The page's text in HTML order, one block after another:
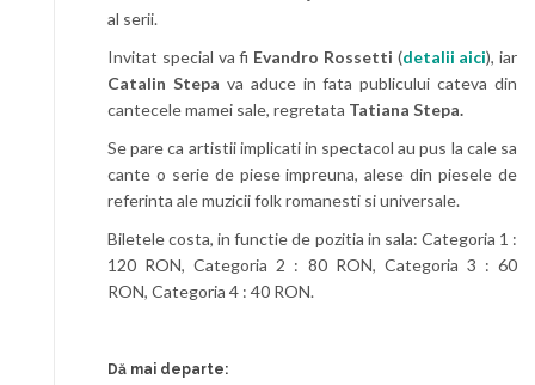
al serii.
Invitat special va fi Evandro Rossetti (detalii aici), iar
Catalin Stepa va aduce in fata publicului cateva din
cantecele mamei sale, regretata Tatiana Stepa.
Se pare ca artistii implicati in spectacol au pus la cale sa
cante o serie de piese impreuna, alese din piesele de
referinta ale muzicii folk romanesti si universale.
Biletele costa, in functie de pozitia in sala: Categoria 1 :
120 RON, Categoria 2 : 80 RON, Categoria 3 : 60
RON, Categoria 4 : 40 RON.
Dă mai departe: